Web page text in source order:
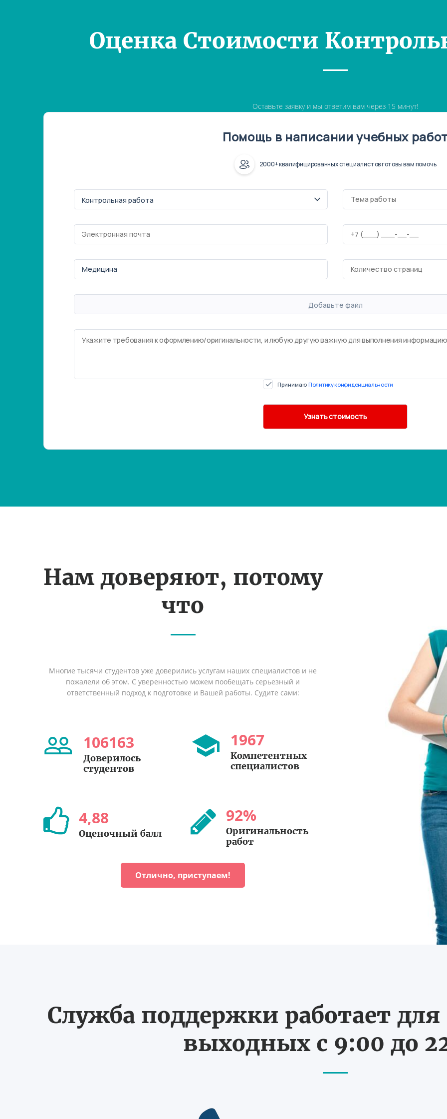
Оценка Стоимости
Оставьте заявку и мы ответим вам через 15 минут!
Помощь в написании учебных
2000+ квалифицированных специалистов готовы вам помочь
Добавьте файл
Принимаю Политику конфиденциальности
Нам доверяют, потому
что
Многие тысячи студентов уже доверились услугам наших специалистов и не
пожалели об этом. С уверенностью можем пообещать серьезный и
ответственный подход к подготовке и Вашей работы. Судите сами:
106163
Доверилось
студентов
1967
Компетентных
специалистов
4,88
Оценочный балл
92%
Оригинальность
работ
Отлично, приступаем!
Служба поддержки работает для
выходных с 9:00 до